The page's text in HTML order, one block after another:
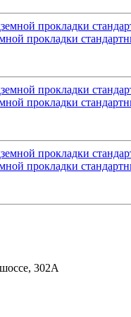
прокладки
прокладки
прокладки
302А